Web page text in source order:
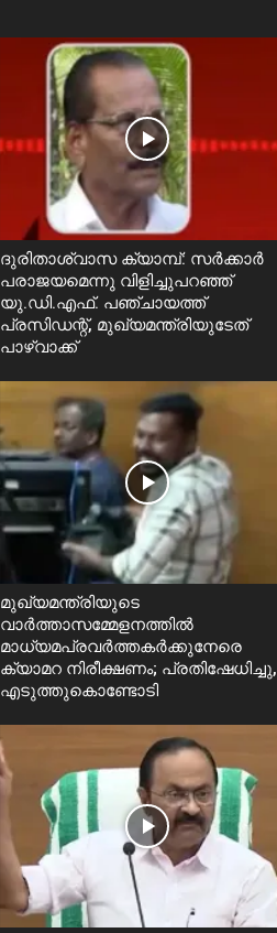
ദുരിതാശ്വാസ ക്യാമ്പ്: സർക്കാർ
പരാജയമെന്നു വിളിച്ചുപറഞ്ഞ്
യു.ഡി.എഫ്. പഞ്ചായത്ത്
പ്രസിഡന്റ്, മുഖ്യമന്ത്രിയുടേത്
പാഴ്വാക്ക്
മുഖ്യമന്ത്രിയുടെ
വാർത്താസമ്മേളനത്തിൽ
മാധ്യമപ്രവർത്തകർക്കുനേരെ
ക്യാമറ നിരീക്ഷണം; പ്രതിഷേധിച്ചു,
എടുത്തുകൊണ്ടോടി